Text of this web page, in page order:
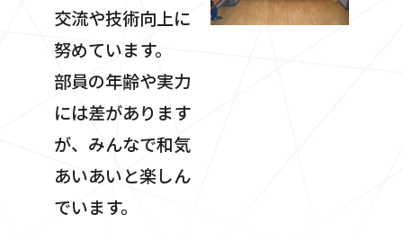
交流や技術向上に
努めています。
部員の年齢や実力
には差があります
が、みんなで和気
あいあいと楽しん
でいます。